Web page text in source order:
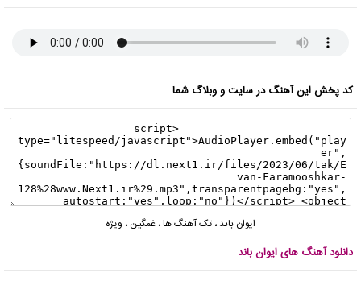
کد پخش این آهنگ در سایت و وبلاگ شما
ایوان باند ، تک آهنگ ها، غمگین ، ویژه
دانلود آهنگ های ایوان باند